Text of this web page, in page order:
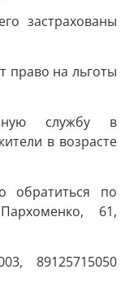
застрахованы
право на льготы
службу в
в возрасте
обратиться по
61,
89125715050